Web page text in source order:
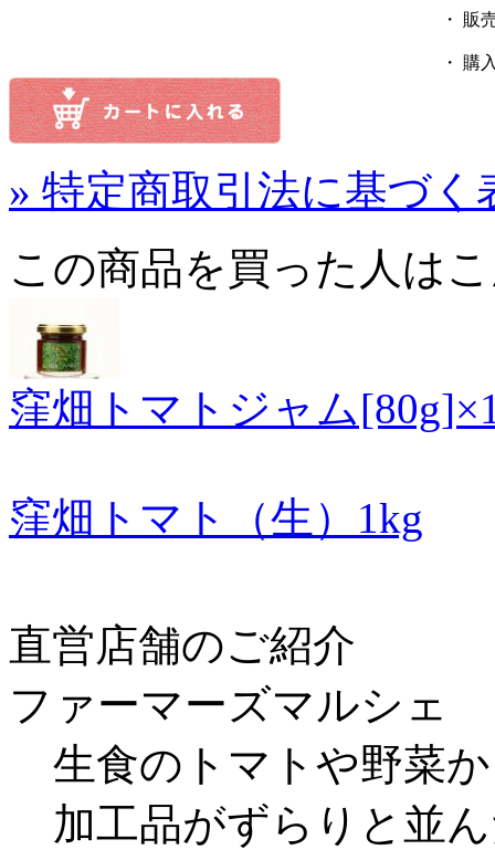
・ 販
・ 購
» 特定商取引法に基づく
この商品を買った人は
窪畑トマトジャム
窪畑トマト（生）1kg
直営店舗のご紹介
ファーマーズマルシェ
生食のトマトや野菜
加工品がずらりと並